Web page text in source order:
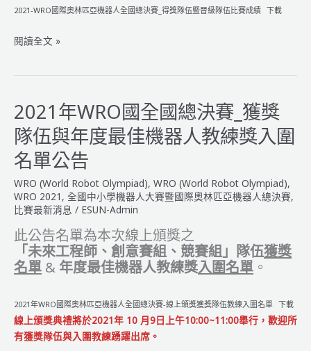
2021-WRO國際奧林匹亞機器人全國總決賽_得獎隊伍暨晉級隊伍比賽成績 下載
2021
WRO
際
奧
林
匹
亞
機
器
人
全
總
【得
獎
隊
閱讀全文 »
2021年WRO國全國總決賽_獲獎
隊伍與年度最佳機器人教練獎入圍
名單公告
WRO (World Robot Olympiad), WRO (World Robot Olympiad),
WRO 2021 , 全國中小學機器人大賽暨國際奧林匹亞機器人總決賽,
比賽最新消息 / ESUN-Admin
此公告名單為本次線上頒獎之
「未來工程師、創意賽組、競賽組」隊伍獲獎
名單 & 年度最佳機器人教練獎入圍名單 。
2021年WRO國際奧林匹亞機器人全國總決賽-線上頒獎獲獎隊伍教練入圍名單 下載
線上頒獎典禮將於2021年 10 月9日上午10:00~11:00舉行，歡迎所
有獲獎隊伍與入圍教練踴躍出席。